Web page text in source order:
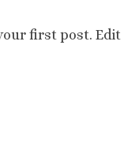
first post. Edit